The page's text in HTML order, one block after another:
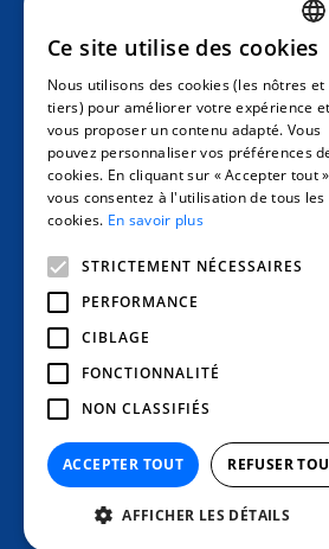
Ce site utilise des cookies
Nous utilisons des cookies (les nôtres et
tiers) pour améliorer votre expérience et
vous proposer un contenu adapté. Vous
pouvez personnaliser vos préférences
cookies. En cliquant sur « Accepter tout
vous consentez à l'utilisation de tous les
cookies. En savoir plus
STRICTEMENT NÉCESSAIRES
PERFORMANCE
CIBLAGE
FONCTIONNALITÉ
NON CLASSIFIÉS
ACCEPTER TOUT REFUSER
AFFICHER LES DÉTAILS